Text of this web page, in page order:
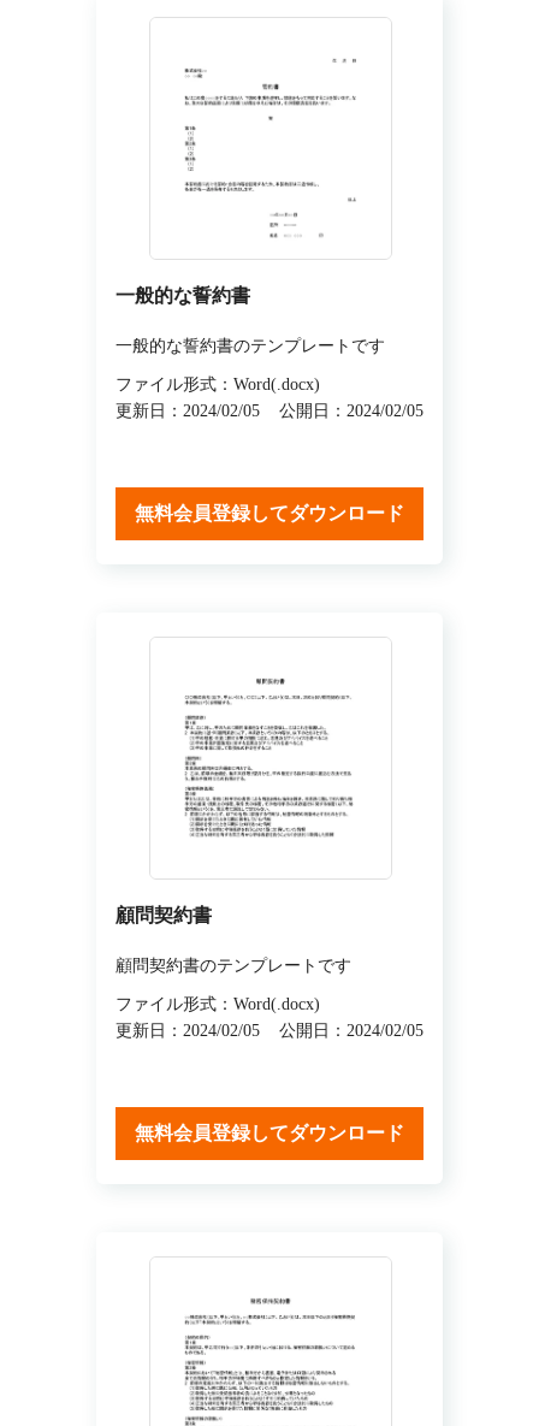
一般的な誓約書
一般的な誓約書のテンプレートです
ファイル形式：Word(.docx)
更新日：2024/02/05
公開日：2024/02/05
無料会員登録してダウンロード
顧問契約書
顧問契約書のテンプレートです
ファイル形式：Word(.docx)
更新日：2024/02/05
公開日：2024/02/05
無料会員登録してダウンロード